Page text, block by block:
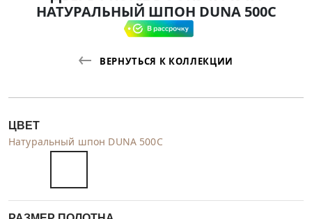
НАТУРАЛЬНЫЙ ШПОН DUNA 500C
ВЕРНУТЬСЯ К КОЛЛЕКЦИИ
ЦВЕТ
Натуральный шпон DUNA 500C